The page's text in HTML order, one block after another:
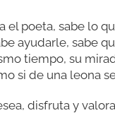
el poeta, sabe lo
ayudarle, sabe
tiempo, su
si de una leona
disfruta y